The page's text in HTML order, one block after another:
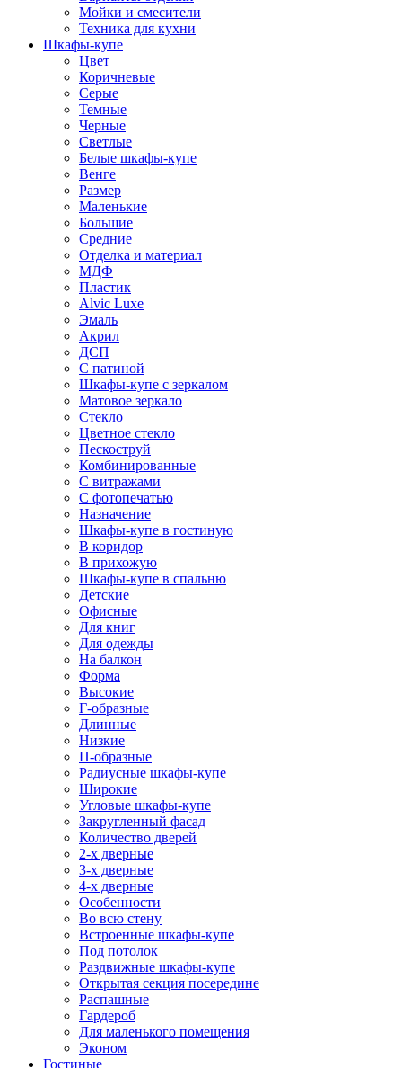
Мойки и смесители
Техника для кухни
Шкафы-купе
Цвет
Коричневые
Серые
Темные
Черные
Светлые
Белые шкафы-купе
Венге
Размер
Маленькие
Большие
Средние
Отделка и материал
МДФ
Пластик
Alvic Luxe
Эмаль
Акрил
ДСП
С патиной
Шкафы-купе с зеркалом
Матовое зеркало
Стекло
Цветное стекло
Пескоструй
Комбинированные
С витражами
С фотопечатью
Назначение
Шкафы-купе в гостиную
В коридор
В прихожую
Шкафы-купе в спальню
Детские
Офисные
Для книг
Для одежды
На балкон
Форма
Высокие
Г-образные
Длинные
Низкие
П-образные
Радиусные шкафы-купе
Широкие
Угловые шкафы-купе
Закругленный фасад
Количество дверей
2-х дверные
3-х дверные
4-х дверные
Особенности
Во всю стену
Встроенные шкафы-купе
Под потолок
Раздвижные шкафы-купе
Открытая секция посередине
Распашные
Гардероб
Для маленького помещения
Эконом
Гостиные